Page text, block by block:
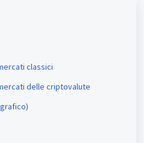
classici
delle criptovalute